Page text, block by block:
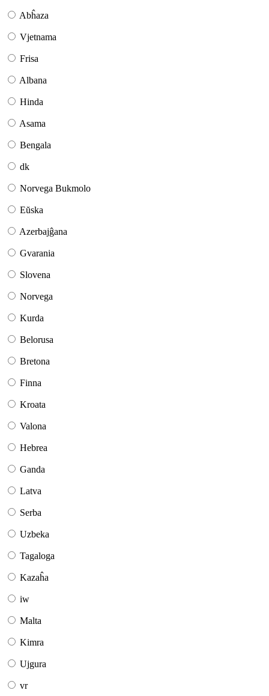
Abĥaza
Vjetnama
Frisa
Albana
Hinda
Asama
Bengala
dk
Norvega Bukmolo
Eŭska
Azerbajĝana
Gvarania
Slovena
Norvega
Kurda
Belorusa
Bretona
Finna
Kroata
Valona
Hebrea
Ganda
Latva
Serba
Uzbeka
Tagaloga
Kazaĥa
iw
Malta
Kimra
Ujgura
vr